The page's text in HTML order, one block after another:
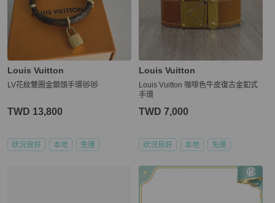
Louis Vuitton
LV花紋雙圈金鎖頭手環😻😻
TWD 13,800
狀況良好 本地 免運
Louis Vuitton
Louis Vuitton 咖啡色牛皮復古金釦式
手環
TWD 7,000
狀況良好 本地 免運